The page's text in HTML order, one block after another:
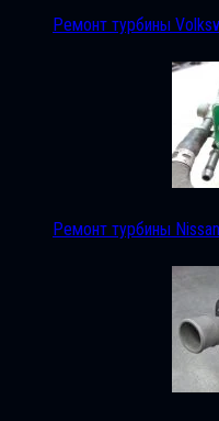
Ремонт турбины
Ремонт турбины